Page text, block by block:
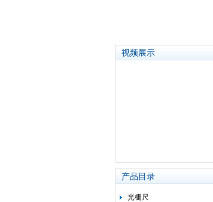
视频展示
产品目录
光栅尺